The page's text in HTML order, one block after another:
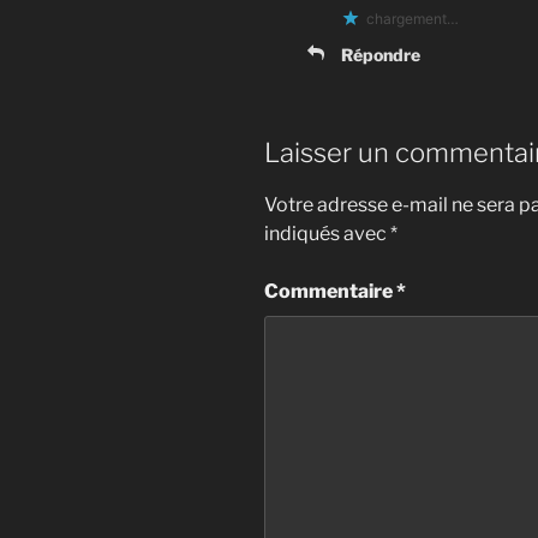
chargement…
Répondre
Laisser un
Votre adresse e-mail ne sera
indiqués avec *
Commentaire*